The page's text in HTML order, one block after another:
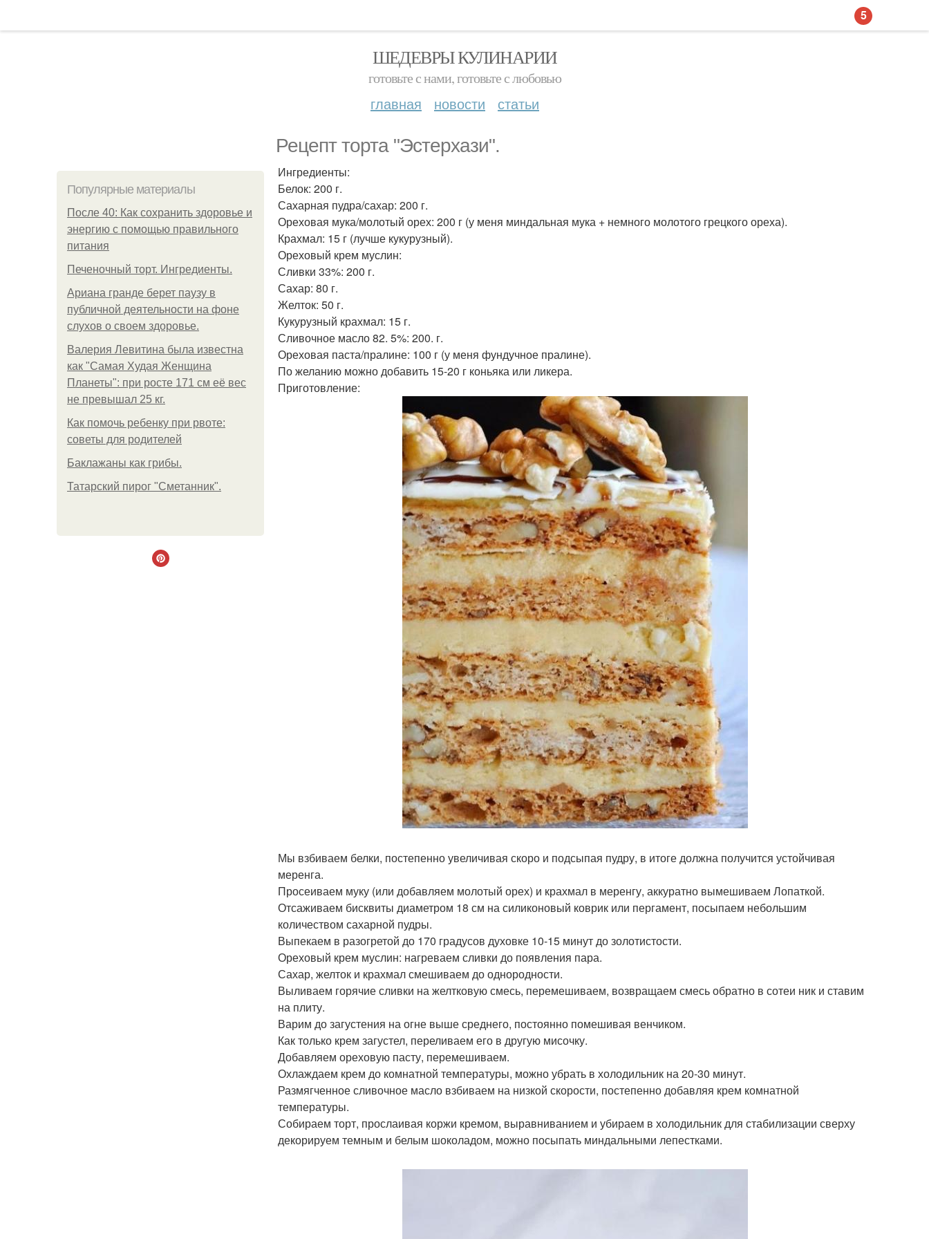
ШЕДЕВРЫ КУЛИНАРИИ
готовьте с нами, готовьте с любовью
главная новости статьи
Рецепт торта "Эстерхази".
Популярные материалы
После 40: Как сохранить здоровье и
энергию с помощью правильного
питания
Печеночный торт. Ингредиенты.
Ариана гранде берет паузу в
публичной деятельности на фоне
слухов о своем здоровье.
Валерия Левитина была известна
как "Самая Худая Женщина
Планеты": при росте 171 см её вес
не превышал 25 кг.
Как помочь ребенку при рвоте:
советы для родителей
Баклажаны как грибы.
Татарский пирог "Сметанник".
Ингредиенты:
Белок: 200 г.
Сахарная пудра/сахар: 200 г.
Ореховая мука/молотый орех: 200 г (у меня миндальная мука + немного молотого грецкого ореха).
Крахмал: 15 г (лучше кукурузный).
Ореховый крем муслин:
Сливки 33%: 200 г.
Сахар: 80 г.
Желток: 50 г.
Кукурузный крахмал: 15 г.
Сливочное масло 82. 5%: 200. г.
Ореховая паста/пралине: 100 г (у меня фундучное пралине).
По желанию можно добавить 15-20 г коньяка или ликера.
Приготовление:
Мы взбиваем белки, постепенно увеличивая скоро и подсыпая пудру, в итоге должна получится устойчивая
меренга.
Просеиваем муку (или добавляем молотый орех) и крахмал в меренгу, аккуратно вымешиваем Лопаткой.
Отсаживаем бисквиты диаметром 18 см на силиконовый коврик или пергамент, посыпаем небольшим
количеством сахарной пудры.
Выпекаем в разогретой до 170 градусов духовке 10-15 минут до золотистости.
Ореховый крем муслин: нагреваем сливки до появления пара.
Сахар, желток и крахмал смешиваем до однородности.
Выливаем горячие сливки на желтковую смесь, перемешиваем, возвращаем смесь обратно в сотеи ник и ставим
на плиту.
Варим до загустения на огне выше среднего, постоянно помешивая венчиком.
Как только крем загустел, переливаем его в другую мисочку.
Добавляем ореховую пасту, перемешиваем.
Охлаждаем крем до комнатной температуры, можно убрать в холодильник на 20-30 минут.
Размягченное сливочное масло взбиваем на низкой скорости, постепенно добавляя крем комнатной
температуры.
Собираем торт, прослаивая коржи кремом, выравниванием и убираем в холодильник для стабилизации сверху
декорируем темным и белым шоколадом, можно посыпать миндальными лепестками.
5